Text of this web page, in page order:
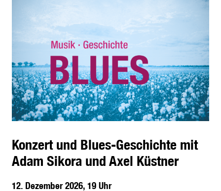
Konzert und Blues-Geschichte mit
Adam Sikora und Axel Küstner
12. Dezember 2026, 19 Uhr